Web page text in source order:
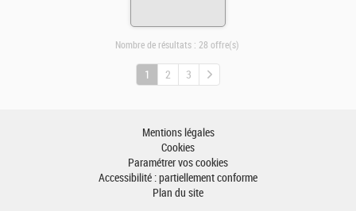
Nombre de résultats : 28 offre(s)
1 2 3
Mentions légales
Cookies
Paramétrer vos cookies
Accessibilité : partiellement conforme
Plan du site